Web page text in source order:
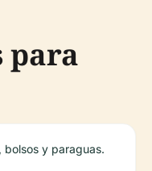
para
bolsos y paraguas.